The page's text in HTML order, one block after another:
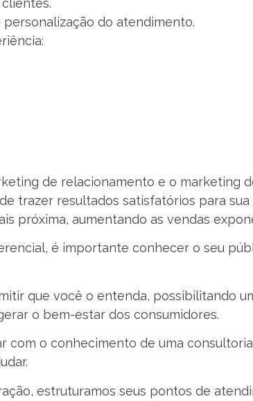
do atendimento.
de relacionamento e o marketing
trazer resultados satisfatórios para
próxima, aumentando as vendas
é importante conhecer o seu
que você o entenda, possibilitando
o bem-estar dos consumidores.
com o conhecimento de uma
estruturamos seus pontos de